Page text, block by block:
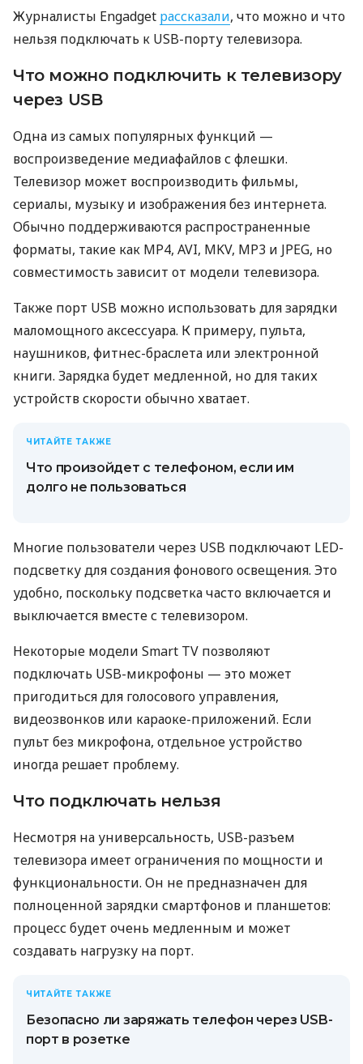
Журналисты Engadget рассказали, что можно и что
нельзя подключать к USB-порту телевизора.
Что можно подключить к телевизору
через USB
Одна из самых популярных функций —
воспроизведение медиафайлов с флешки.
Телевизор может воспроизводить фильмы,
сериалы, музыку и изображения без интернета.
Обычно поддерживаются распространенные
форматы, такие как MP4, AVI, MKV, MP3 и JPEG, но
совместимость зависит от модели телевизора.
Также порт USB можно использовать для зарядки
маломощного аксессуара. К примеру, пульта,
наушников, фитнес-браслета или электронной
книги. Зарядка будет медленной, но для таких
устройств скорости обычно хватает.
ЧИТАЙТЕ ТАКЖЕ
Что произойдет с телефоном, если им
долго не пользоваться
Многие пользователи через USB подключают LED-
подсветку для создания фонового освещения. Это
удобно, поскольку подсветка часто включается и
выключается вместе с телевизором.
Некоторые модели Smart TV позволяют
подключать USB-микрофоны — это может
пригодиться для голосового управления,
видеозвонков или караоке-приложений. Если
пульт без микрофона, отдельное устройство
иногда решает проблему.
Что подключать нельзя
Несмотря на универсальность, USB-разъем
телевизора имеет ограничения по мощности и
функциональности. Он не предназначен для
полноценной зарядки смартфонов и планшетов:
процесс будет очень медленным и может
создавать нагрузку на порт.
ЧИТАЙТЕ ТАКЖЕ
Безопасно ли заряжать телефон через USB-
порт в розетке